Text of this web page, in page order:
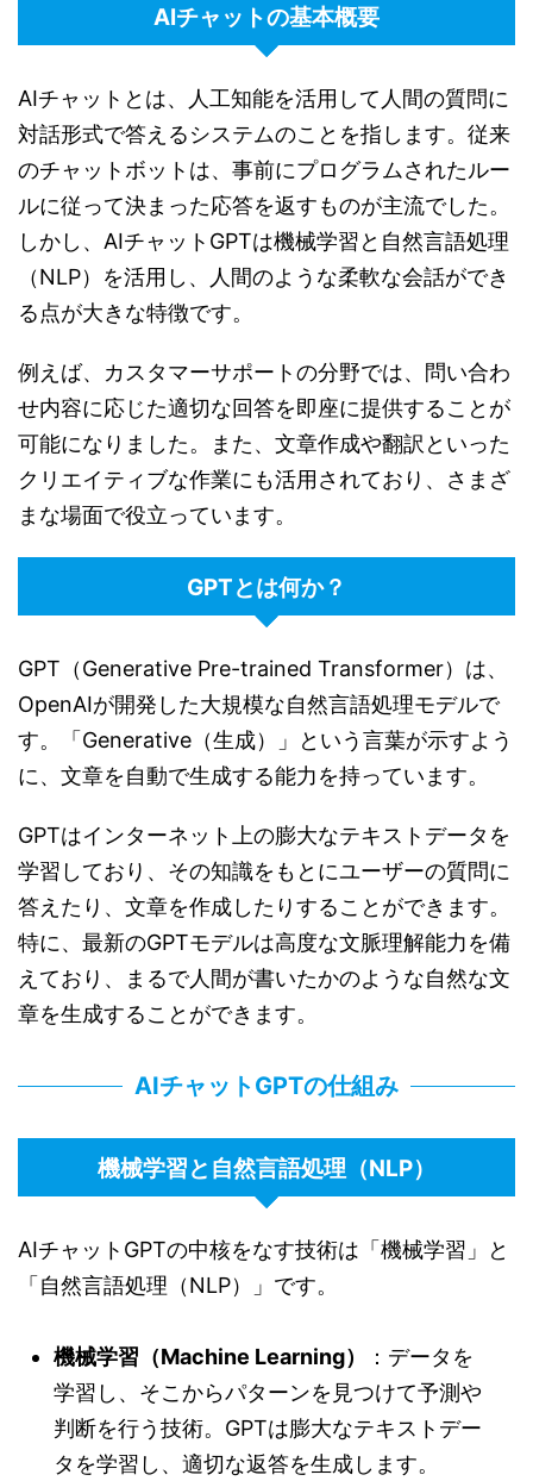
AIチャットの基本概要
AIチャットとは、人工知能を活用して人間の質問に
対話形式で答えるシステムのことを指します。従来
のチャットボットは、事前にプログラムされたルー
ルに従って決まった応答を返すものが主流でした。
しかし、AIチャットGPTは機械学習と自然言語処理
（NLP）を活用し、人間のような柔軟な会話ができ
る点が大きな特徴です。
例えば、カスタマーサポートの分野では、問い合わ
せ内容に応じた適切な回答を即座に提供することが
可能になりました。また、文章作成や翻訳といった
クリエイティブな作業にも活用されており、さまざ
まな場面で役立っています。
GPTとは何か？
GPT（Generative Pre-trained Transformer）は、
OpenAIが開発した大規模な自然言語処理モデルで
す。「Generative（生成）」という言葉が示すよう
に、文章を自動で生成する能力を持っています。
GPTはインターネット上の膨大なテキストデータを
学習しており、その知識をもとにユーザーの質問に
答えたり、文章を作成したりすることができます。
特に、最新のGPTモデルは高度な文脈理解能力を備
えており、まるで人間が書いたかのような自然な文
章を生成することができます。
AIチャットGPTの仕組み
機械学習と自然言語処理（NLP）
AIチャットGPTの中核をなす技術は「機械学習」と
「自然言語処理（NLP）」です。
機械学習（Machine Learning）
：データを
学習し、そこからパターンを見つけて予測や
判断を行う技術。GPTは膨大なテキストデー
タを学習し、適切な返答を生成します。